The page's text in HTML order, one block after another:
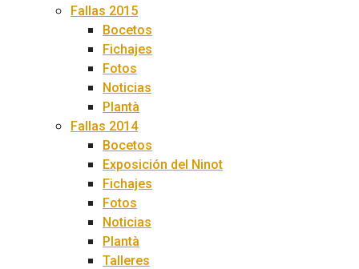
Fallas 2015
Bocetos
Fichajes
Fotos
Noticias
Plantà
Fallas 2014
Bocetos
Exposición del Ninot
Fichajes
Fotos
Noticias
Plantà
Talleres